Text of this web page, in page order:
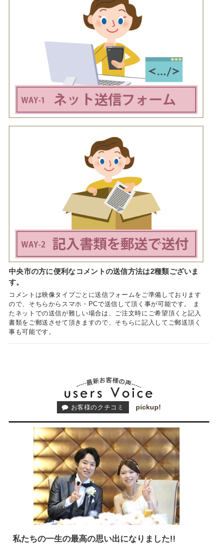
中央市の方に便利なコメントの送信方法は2種類ございま
す。
コメントは映像タイプごとに送信フォームをご準備しております
ので、そちらからスマホ・PCで送信して頂く事が可能です。 ま
たネットでの送信が難しい場合は、ご注文時にご希望頂くと記入
書類をご郵送させて頂きますので、そちらに記入してご郵送頂く
事も可能です。
お客様のクチコミ pickup!
私たちの一生の最高の思い出になりました!!